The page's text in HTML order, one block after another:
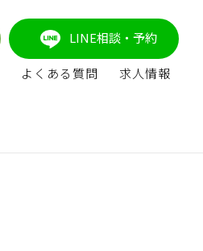
LINE相談・予約
よくある質問 求人情報